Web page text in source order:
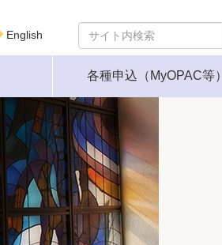
English
各種申込（MyOPAC等）